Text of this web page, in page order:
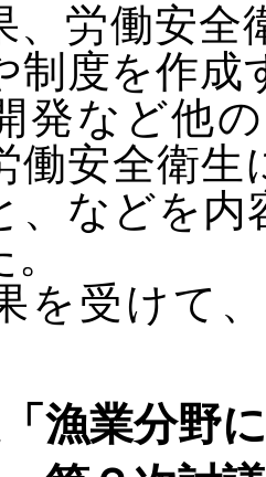
、労働安全
制度を作
発など他
働安全衛
、などを内
を受けて
「漁業分野